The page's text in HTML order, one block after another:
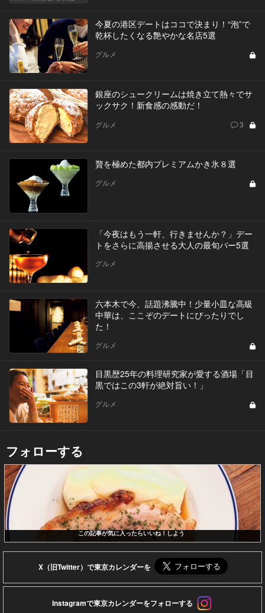
今夏の港区デートはココで決まり！“泡”で
乾杯したくなる艶やかな名店5選
グルメ
銀座のシュークリームは焼き立て熱々でサ
ックサク！新食感の感動だ！
グルメ 3
贅を極めた都内プレミアムかき氷８選
グルメ
「今夜はもう一軒、行きませんか？」デー
トをさらに高揚させる大人の最旬バー5選
グルメ
六本木で今、話題沸騰中！少量小皿な高級
中華は、ここぞのデートにぴったりでし
た！
グルメ
目黒歴25年の料理研究家が愛する酒場「目
黒ではこの3軒が絶対旨い！」
グルメ
フォローする
この記事が気に入ったらいいね！しよう
X（旧Twitter）で東京カレンダーを
Instagramで東京カレンダーをフォローする